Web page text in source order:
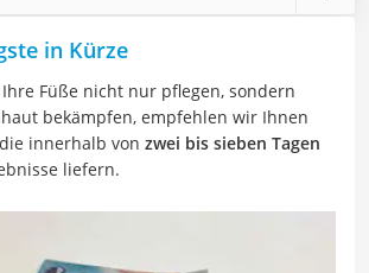
in Kürze
Füße nicht nur pflegen, sondern
bekämpfen, empfehlen wir Ihnen
innerhalb von zwei bis sieben Tagen
liefern.